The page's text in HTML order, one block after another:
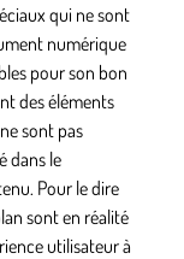
qui ne sont
numérique
pour son bon
des éléments
sont pas
dans le
Pour le dire
sont en réalité
utilisateur à